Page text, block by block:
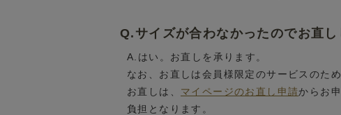
Q.サイズが合わなかったのでお直し
A.はい。お直しを承ります。
なお、お直しは会員様限定のサービスのた
お直しは、 マイページのお直し申請からお
負担となります。